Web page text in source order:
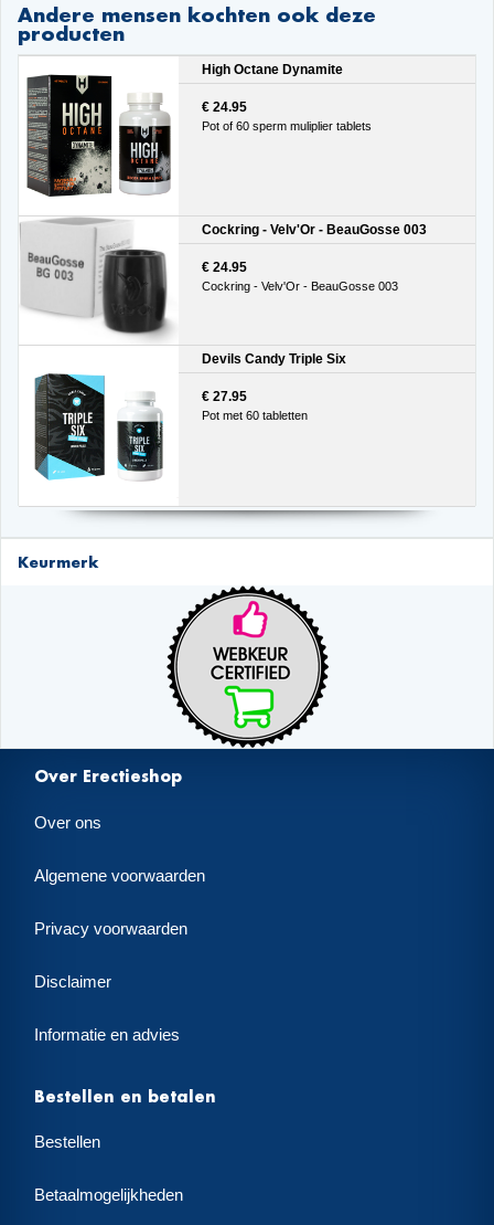
Andere mensen kochten ook deze
producten
High Octane Dynamite
€ 24.95
Pot of 60 sperm muliplier tablets
Cockring - Velv'Or - BeauGosse 003
€ 24.95
Cockring - Velv'Or - BeauGosse 003
Devils Candy Triple Six
€ 27.95
Pot met 60 tabletten
Keurmerk
Over Erectieshop
Over ons
Algemene voorwaarden
Privacy voorwaarden
Disclaimer
Informatie en advies
Bestellen en betalen
Bestellen
Betaalmogelijkheden